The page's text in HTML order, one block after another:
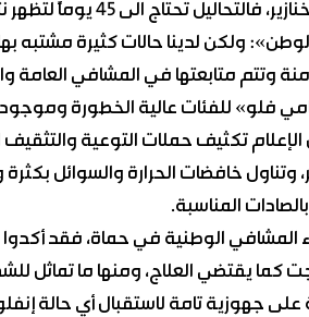
تحتاج الى 45 يوماً لتظهر نتائجها العلمية القاطعة.
ولكن لدينا حالات كثيرة مشتبه
وتتم متابعتها في المشافي العامة
فلو» للفئات عالية الخطورة وموجود
تكثيف حملات التوعية والتثقيف
وتناول خافضات الحرارة والسوائل
المناسبة.
المشافي الوطنية في حماة، فقد
كما يقتضي العلاج، ومنها ما تماثل
جهوزية تامة لاستقبال أي حالة